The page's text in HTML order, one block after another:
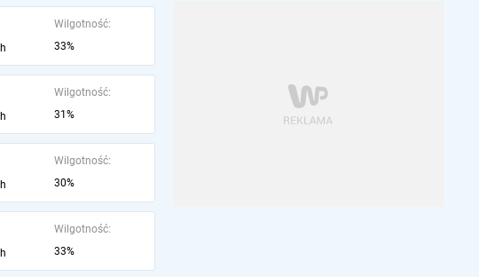
Wilgotność:
33%
Wilgotność:
31%
Wilgotność:
30%
Wilgotność:
33%